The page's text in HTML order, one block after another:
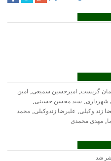
گریست, امیرحسین سمیعی, امین
شهرداری, سید محسن حسینی,
زند وکیلی, علیرضا زندوکیلی, محمد
, مهدی محمدی
شد